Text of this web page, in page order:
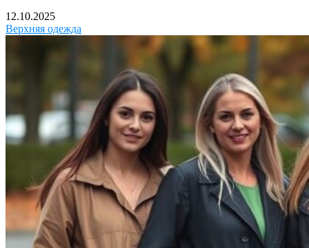
12.10.2025
Верхняя одежда